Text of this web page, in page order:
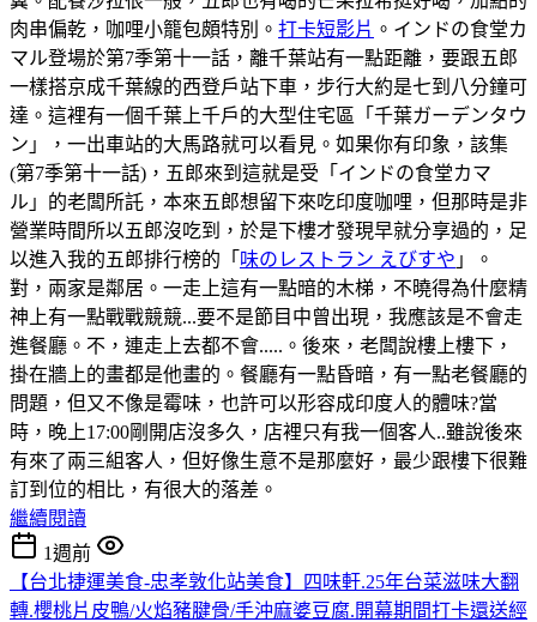
肉串偏乾，咖哩小籠包頗特別。 打卡短影片 。インドの食堂カ
マル登場於第7季第十一話，離千葉站有一點距離，要跟五郎
一樣搭京成千葉線的西登戶站下車，步行大約是七到八分鐘可
達。這裡有一個千葉上千戶的大型住宅區「千葉ガーデンタウ
ン」，一出車站的大馬路就可以看見。如果你有印象，該集
(第7季第十一話)，五郎來到這就是受「インドの食堂カマ
ル」的老闆所託，本來五郎想留下來吃印度咖哩，但那時是非
營業時間所以五郎沒吃到，於是下樓才發現早就分享過的，足
以進入我的五郎排行榜的「 味のレストラン えびすや 」。
對，兩家是鄰居。一走上這有一點暗的木梯，不曉得為什麼精
神上有一點戰戰競競...要不是節目中曾出現，我應該是不會走
進餐廳。不，連走上去都不會.....。後來，老闆說樓上樓下，
掛在牆上的畫都是他畫的。餐廳有一點昏暗，有一點老餐廳的
問題，但又不像是霉味，也許可以形容成印度人的體味?當
時，晚上17:00剛開店沒多久，店裡只有我一個客人..雖說後來
有來了兩三組客人，但好像生意不是那麼好，最少跟樓下很難
訂到位的相比，有很大的落差。
繼續閱讀
1週前
【台北捷運美食-忠孝敦化站美食】四味軒.25年台菜滋味大翻
轉.櫻桃片皮鴨/火焰豬腱骨/手沖麻婆豆腐.開幕期間打卡還送經